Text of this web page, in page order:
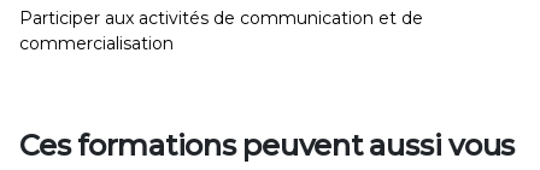
Participer aux activités de communication et de
commercialisation
Ces formations peuvent aussi vous